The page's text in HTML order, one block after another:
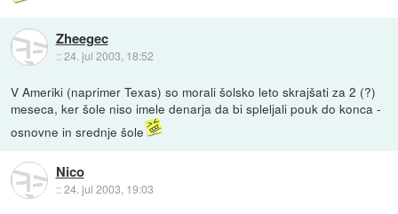
Zheegec
::24. jul 2003, 18:52
V Ameriki (naprimer Texas) so morali šolsko leto skrajšati za 2 (?)
meseca, ker šole niso imele denarja da bi spleljali pouk do konca -
osnovne in srednje šole
Nico
::24. jul 2003, 19:03